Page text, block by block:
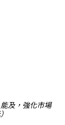
及，強化市場